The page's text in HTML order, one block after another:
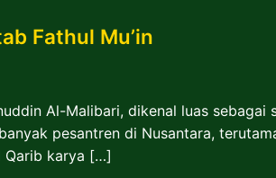
Fathul Mu’in
Al-Malibari, dikenal luas
pesantren di Nusantara,
Qarib karya […]